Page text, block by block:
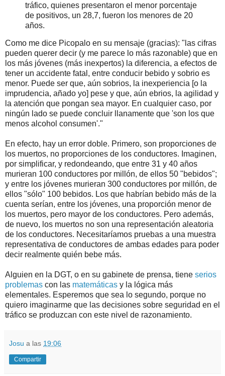
tráfico, quienes presentaron el menor porcentaje
de positivos, un 28,7, fueron los menores de 20
años.
Como me dice Picopalo en su mensaje (gracias): "las cifras
pueden querer decir (y me parece lo más razonable) que en
los más jóvenes (más inexpertos) la diferencia, a efectos de
tener un accidente fatal, entre conducir bebido y sobrio es
menor. Puede ser que, aún sobrios, la inexperiencia [o la
imprudencia, añado yo] pese y que, aún ebrios, la agilidad y
la atención que pongan sea mayor. En cualquier caso, por
ningún lado se puede concluir llanamente que 'son los que
menos alcohol consumen'."
En efecto, hay un error doble. Primero, son proporciones de
los muertos, no proporciones de los conductores. Imaginen,
por simplificar, y redondeando, que entre 31 y 40 años
murieran 100 conductores por millón, de ellos 50 "bebidos";
y entre los jóvenes murieran 300 conductores por millón, de
ellos "sólo" 100 bebidos. Los que habrían bebido más de la
cuenta serían, entre los jóvenes, una proporción menor de
los muertos, pero mayor de los conductores. Pero además,
de nuevo, los muertos no son una representación aleatoria
de los conductores. Necesitaríamos pruebas a una muestra
representativa de conductores de ambas edades para poder
decir realmente quién bebe más.
Alguien en la DGT, o en su gabinete de prensa, tiene serios
problemas con las matemáticas y la lógica más
elementales. Esperemos que sea lo segundo, porque no
quiero imaginarme que las decisiones sobre seguridad en el
tráfico se produzcan con este nivel de razonamiento.
Josu a las 19:06
Compartir